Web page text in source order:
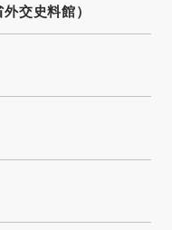
交史料館）